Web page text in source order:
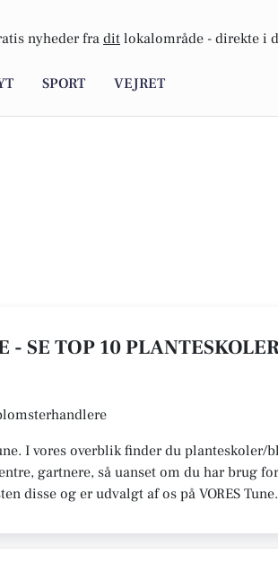
nyheder fra dit lokalområde - direkte i
SPORT VEJRET
SE TOP 10
I vores overblik finder du planteskoler/
gartnere, så uanset om du har brug
disse og er udvalgt af os på VORES Tune.